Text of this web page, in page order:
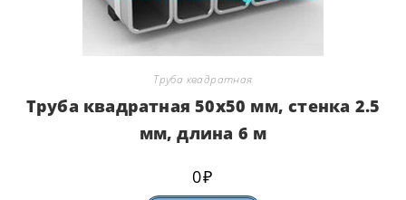
Труба квадратная
Труба квадратная 50х50 мм, стенка 2.5
мм, длина 6 м
0₽